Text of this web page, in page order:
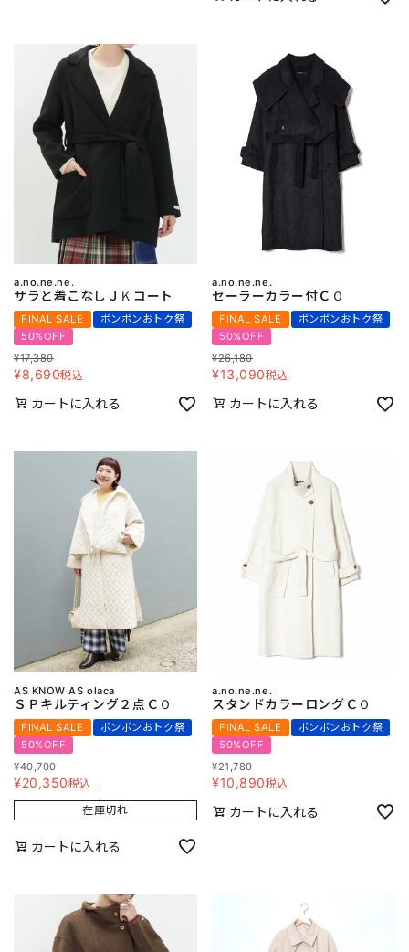
a.no.ne.ne.
サラと着こなしＪＫコート
FINAL SALE
ボンボンおトク祭
50%OFF
¥17,380
¥8,690税込
カートに入れる
a.no.ne.ne.
セーラーカラー付ＣＯ
FINAL SALE
ボンボンおトク祭
50%OFF
¥26,180
¥13,090税込
カートに入れる
AS KNOW AS olaca
ＳＰキルティング２点ＣＯ
FINAL SALE
ボンボンおトク祭
50%OFF
¥40,700
¥20,350税込
在庫切れ
カートに入れる
a.no.ne.ne.
スタンドカラーロングＣＯ
FINAL SALE
ボンボンおトク祭
50%OFF
¥21,780
¥10,890税込
カートに入れる